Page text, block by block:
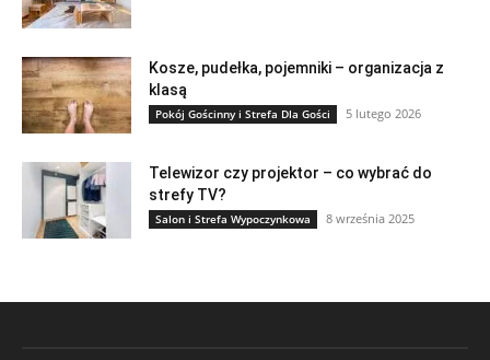
Kosze, pudełka, pojemniki – organizacja z
klasą
Pokój Gościnny i Strefa Dla Gości 5 lutego 2026
Telewizor czy projektor – co wybrać do
strefy TV?
Salon i Strefa Wypoczynkowa 8 września 2025